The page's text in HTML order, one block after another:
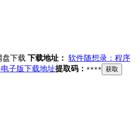
盘下载 下载地址： 软件随想录：程序
子版下载地址提取码： **** 获取